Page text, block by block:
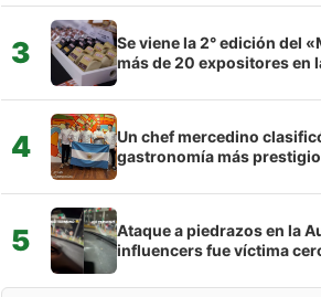
3
Se viene la 2° edición del
más de 20 expositores en
4
Un chef mercedino
gastronomía más
5
Ataque a piedrazos en la
influencers fue víctima